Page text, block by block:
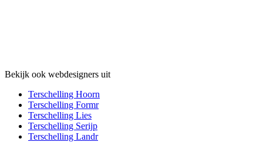
Bekijk ook webdesigners uit
Terschelling Hoorn
Terschelling Formr
Terschelling Lies
Terschelling Serijp
Terschelling Landr